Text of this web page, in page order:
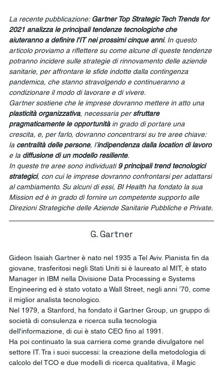
La recente pubblicazione: Gartner Top Strategic Tech Trends for
2021 analizza le principali tendenze tecnologiche che
aiuteranno a definire l'IT nei prossimi cinque anni. In questo
articolo proviamo a riflettere su come alcune di queste tendenze
potranno incidere sulle strategie di rinnovamento delle aziende
sanitarie, per affrontare le sfide indotte dalla contingenza
pandemica, che stanno stravolgendo e continueranno a
condizionare il modo di lavorare e di vivere.
Gartner sostiene che le imprese dovranno mettere in atto una
plasticità organizzativa, necessaria per sfruttare
pragmaticamente le opportunità in grado di portare una
crescita, e, per farlo, dovranno concentrarsi su tre aree chiave:
la centralità delle persone, l’indipendenza dalla location di lavoro
e la diffusione di un modello resiliente.
In queste tre aree sono individuati 9 principali trend tecnologici
strategici, con cui le imprese dovranno confrontarsi per adattarsi
al cambiamento. Su alcuni di essi, BI Health ha fondato la sua
Mission ed è in grado di fornire un competente supporto alle
Direzioni Strategiche delle Aziende Sanitarie Pubbliche e Private.
G. Gartner
Gideon Isaiah Gartner è nato nel 1935 a Tel Aviv. Pianista fin da
giovane, trasferitosi negli Stati Uniti si è laureato al MIT, è stato
Manager in IBM nella Divisione Data Processing e Systems
Engineering ed è stato votato a Wall Street, negli anni ’70, come
il miglior analista tecnologico.
Nel 1979, a Stanford, ha fondato il Gartner Group, un gruppo di
società di consulenza e ricerca sulla tecnologia
dell'informazione, di cui è stato CEO fino al 1991.
Ha poi continuato la sua carriera come grande divulgatore nel
settore IT. Tra i suoi successi: la creazione della metodologia di
calcolo del TCO e due modelli di ricerca qualitativa, il Magic